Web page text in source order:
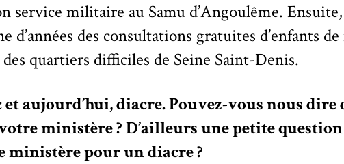
service militaire au Samu d’Angoulême.
d’années des consultations gratuites d’enfants
quartiers difficiles de Seine Saint-Denis.
aujourd’hui, diacre. Pouvez-vous nous dire
ministère ? D’ailleurs une petite
ministère pour un diacre ?